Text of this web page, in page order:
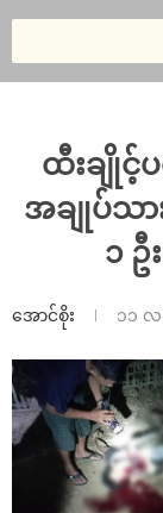
ထီးချို
အချုပ်သား
၁ ဦ
အောင်စိုး ၁၁